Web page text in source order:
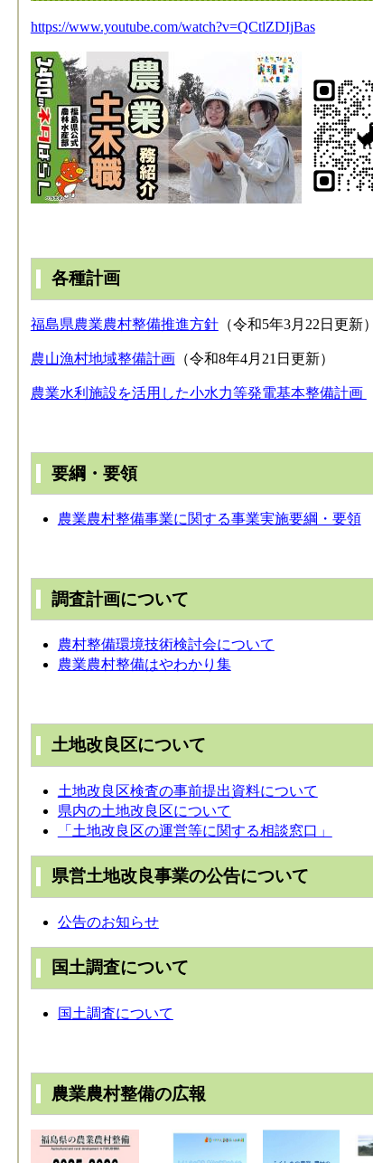
https://www.youtube.com/watch?v=QCtlZDIjBas
各種計画
福島県農業農村整備推進方針（令和5年3月22日更新）
農山漁村地域整備計画（令和8年4月21日更新）
農業水利施設を活用した小水力等発電基本整備計画
要綱・要領
農業農村整備事業に関する事業実施要綱・要領
調査計画について
農村整備環境技術検討会について
農業農村整備はやわかり集
土地改良区について
土地改良区検査の事前提出資料について
県内の土地改良区について
「土地改良区の運営等に関する相談窓口」
県営土地改良事業の公告について
公告のお知らせ
国土調査について
国土調査について
農業農村整備の広報